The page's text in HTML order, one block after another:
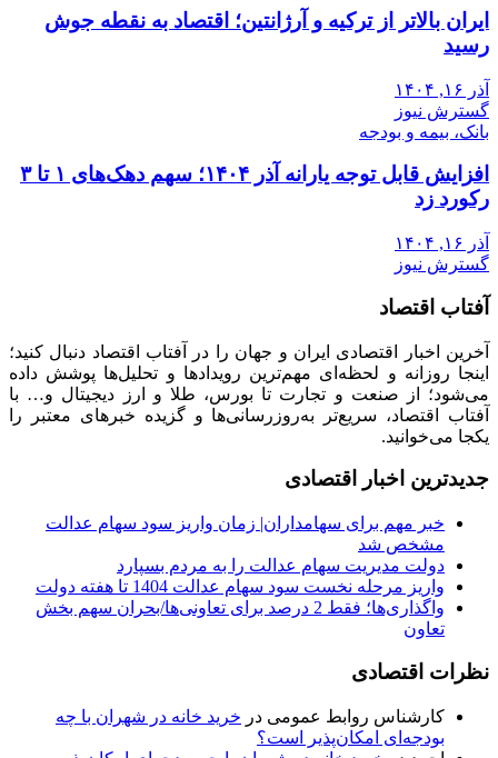
ایران بالاتر از ترکیه و آرژانتین؛ اقتصاد به نقطه جوش
رسید
آذر ۱۶, ۱۴۰۴
گسترش نیوز
بانک، بیمه و بودجه
افزایش قابل توجه یارانه آذر ۱۴۰۴؛ سهم دهک‌های ۱ تا ۳
رکورد زد
آذر ۱۶, ۱۴۰۴
گسترش نیوز
آفتاب اقتصاد
آخرین اخبار اقتصادی ایران و جهان را در آفتاب اقتصاد دنبال کنید؛
اینجا روزانه و لحظه‌ای مهم‌ترین رویدادها و تحلیل‌ها پوشش داده
می‌شود؛ از صنعت و تجارت تا بورس، طلا و ارز دیجیتال و… با
آفتاب اقتصاد، سریع‌تر به‌روزرسانی‌ها و گزیده خبرهای معتبر را
یکجا می‌خوانید.
جدیدترین اخبار اقتصادی
خبر مهم برای سهامداران| زمان واریز سود سهام عدالت
مشخص شد
دولت مدیریت سهام عدالت را به مردم بسپارد
واریز مرحله نخست سود سهام عدالت 1404 تا هفته دولت
واگذاری‌ها؛ فقط 2 درصد برای تعاونی‌ها/بحران سهم بخش
تعاون
نظرات اقتصادی
کارشناس روابط عمومی در خرید خانه در شهران با چه
بودجه‌ای امکان‌پذیر است؟